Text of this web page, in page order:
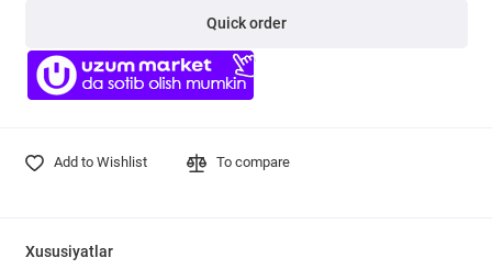
Quick order
Add to Wishlist To compare
Xususiyatlar